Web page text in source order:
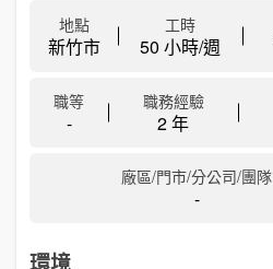
地點
新竹市
工時
50 小時/週
職等
-
職務經驗
2 年
廠區/門市/分公司/團隊
-
環境